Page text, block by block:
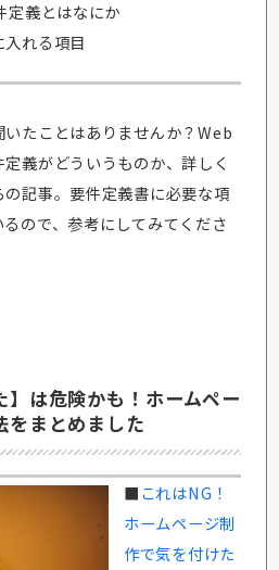
定義とはなにか
入れる項目
たことはありませんか？Web
義がどういうものか、詳しく
記事。要件定義書に必要な項
ので、参考にしてみてくださ
】は危険かも！ホームペー
をまとめました
■これはNG！
ホームページ制
作で気を付けた